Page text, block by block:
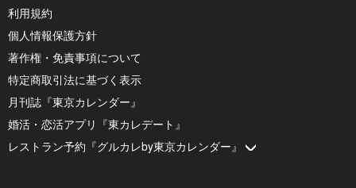
利用規約
個人情報保護方針
著作権・免責事項について
特定商取引法に基づく表示
月刊誌『東京カレンダー』
婚活・恋活アプリ『東カレデート』
レストラン予約『グルカレby東京カレンダー』